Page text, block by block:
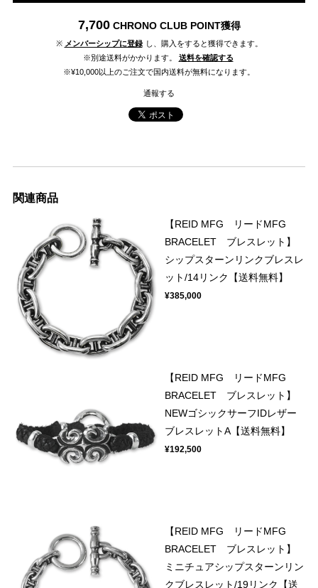
7,700 CHRONO CLUB POINT獲得
※ メンバーシップに登録 し、購入をすると獲得できます。
※別途送料がかかります。
送料を確認する
※¥10,000以上のご注文で国内送料が無料になります。
通報する
関連商品
【REID MFG リードMFG
BRACELET ブレスレット】
シップスターンリンクブレスレ
ット/14リンク【送料無料】
¥385,000
【REID MFG リードMFG
BRACELET ブレスレット】
NEWゴシックサーフIDレザー
ブレスレットA【送料無料】
¥192,500
【REID MFG リードMFG
BRACELET ブレスレット】
ミニチュアシップスターンリン
クブレスレット/19リンク【送